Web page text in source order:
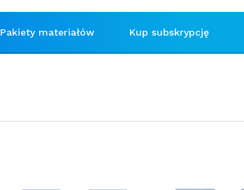
Pakiety materiałów Kup subskrypcję